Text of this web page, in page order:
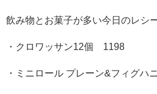
飲み物とお菓子が多い今日のレシ
・クロワッサン12個 1198
・ミニロール プレーン&フィグ